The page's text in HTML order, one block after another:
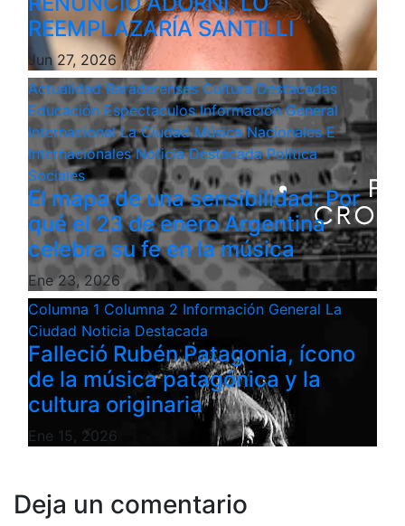
REEMPLAZARÍA SANTILLI
Jun 27, 2026
ActualidadBaraderensesCulturaDestacadas
Educación EspectaculosInformación General
InternacionalLa CiudadMúsicaNacionales E
InternacionalesNoticia DestacadaPolitica
Sociales
El mapa de una sensibilidad: Por
qué el 23 de enero Argentina
celebra su fe en la música
Ene 23, 2026
Columna 1 Columna 2 Información General La
Ciudad Noticia Destacada
Falleció Rubén Patagonia, ícono
de la música patagónica y la
cultura originaria
Ene 15, 2026
Deja un comentario